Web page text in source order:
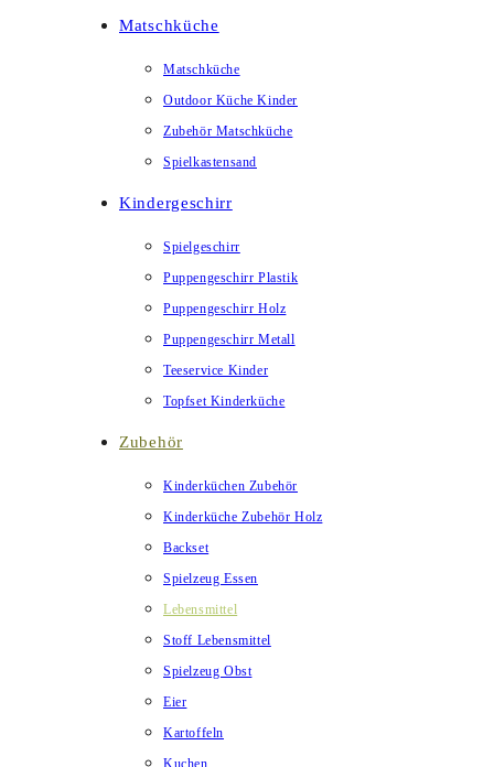
Matschküche
Matschküche
Outdoor Küche Kinder
Zubehör Matschküche
Spielkastensand
Kindergeschirr
Spielgeschirr
Puppengeschirr Plastik
Puppengeschirr Holz
Puppengeschirr Metall
Teeservice Kinder
Topfset Kinderküche
Zubehör
Kinderküchen Zubehör
Kinderküche Zubehör Holz
Backset
Spielzeug Essen
Lebensmittel
Stoff Lebensmittel
Spielzeug Obst
Eier
Kartoffeln
Kuchen